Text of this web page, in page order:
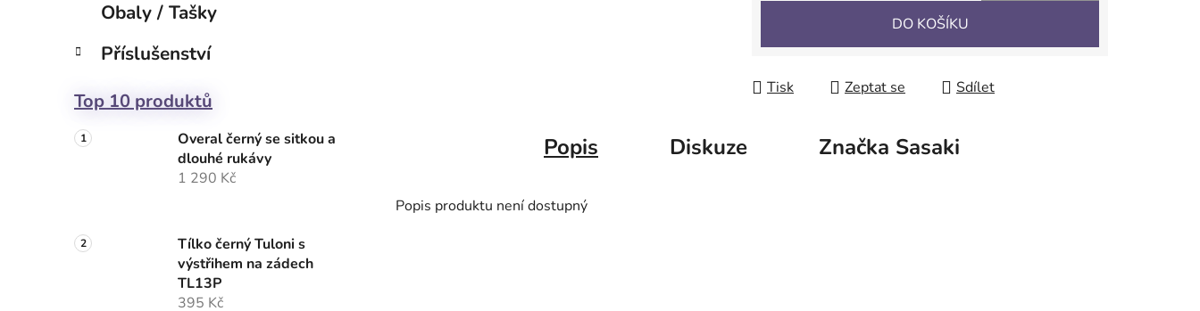
Obaly / Tašky
Příslušenství
Top 10 produktů
Overal černý se sitkou a
dlouhé rukávy
1 290 Kč
Tílko černý Tuloni s
výstřihem na zádech
TL13P
395 Kč
Měrná cena:
DO KOŠÍKU
Tisk Zeptat se Sdílet
Popis Diskuze Značka Sasaki
Popis produktu není dostupný